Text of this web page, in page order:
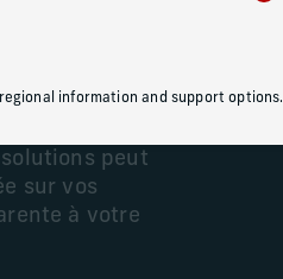
information and support options.
avec
du détail —
familles
vie. De la
peut
sur vos
à votre